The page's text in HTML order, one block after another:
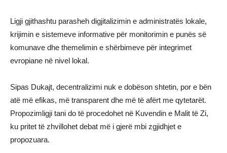
Ligji gjithashtu parasheh digjitalizimin e administratës lokale,
krijimin e sistemeve informative për monitorimin e punës së
komunave dhe themelimin e shërbimeve për integrimet
evropiane në nivel lokal.
Sipas Dukajt, decentralizimi nuk e dobëson shtetin, por e bën
atë më efikas, më transparent dhe më të afërt me qytetarët.
Propozimligji tani do të procedohet në Kuvendin e Malit të Zi,
ku pritet të zhvillohet debat më i gjerë mbi zgjidhjet e
propozuara.